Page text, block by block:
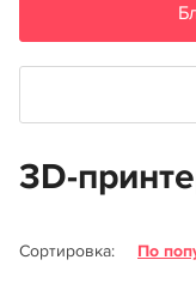
3D-
Сортировка: По